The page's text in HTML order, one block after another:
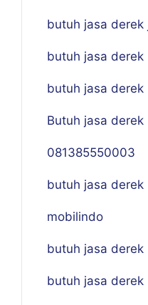
butuh jasa
butuh jasa derek
butuh jasa derek
Butuh jasa
081385550003
butuh jasa derek
mobilindo
butuh jasa derek
butuh jasa